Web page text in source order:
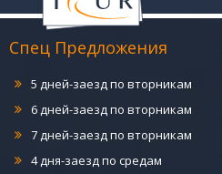
Спец Предложения
7 дней-заезд по понедельникам
5 дней-заезд по вторникам
6 дней-заезд по вторникам
7 дней-заезд по вторникам
4 дня-заезд по средам
5 дней-заезд по средам